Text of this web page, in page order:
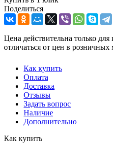
Поделиться
Цена действительна только
отличаться от цен в розничных
Как купить
Оплата
Доставка
Отзывы
Задать вопрос
Наличие
Дополнительно
Как купить